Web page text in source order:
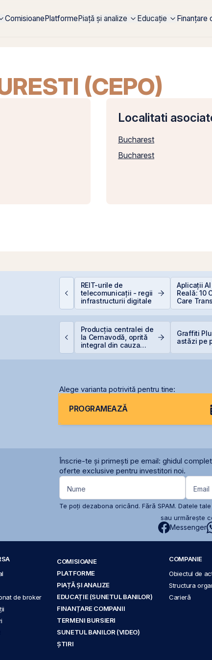
ComisioanePlatformePiață și analize Educație Finanțare
(CEPO)
Localitati
Bucharest
Bucharest
REIT-urile de
telecomunicații - regii
infrastructurii digitale
Aplicații
Reală: 10
Care
Industriile
Producția centralei de
la Cernavodă, oprită
integral din cauza
Graffiti
astăzi pe
Alege varianta potrivită pentru tine:
PROGRAMEAZĂ
Înscrie-te și primești pe email: ghidul
oferte exclusive pentru investitori noi.
Nume Email
Te poți dezabona oricând. Fără SPAM. Datele
sau urmărește
Messenger
de broker
COMISIOANE
PLATFORME
PIAȚĂ ȘI ANALIZE
EDUCAȚIE (SUNETUL BANILOR)
FINANȚARE COMPANII
TERMENI BURSIERI
SUNETUL BANILOR (VIDEO)
ȘTIRI
COMPANIE
Obiectul de
Structura
Carieră